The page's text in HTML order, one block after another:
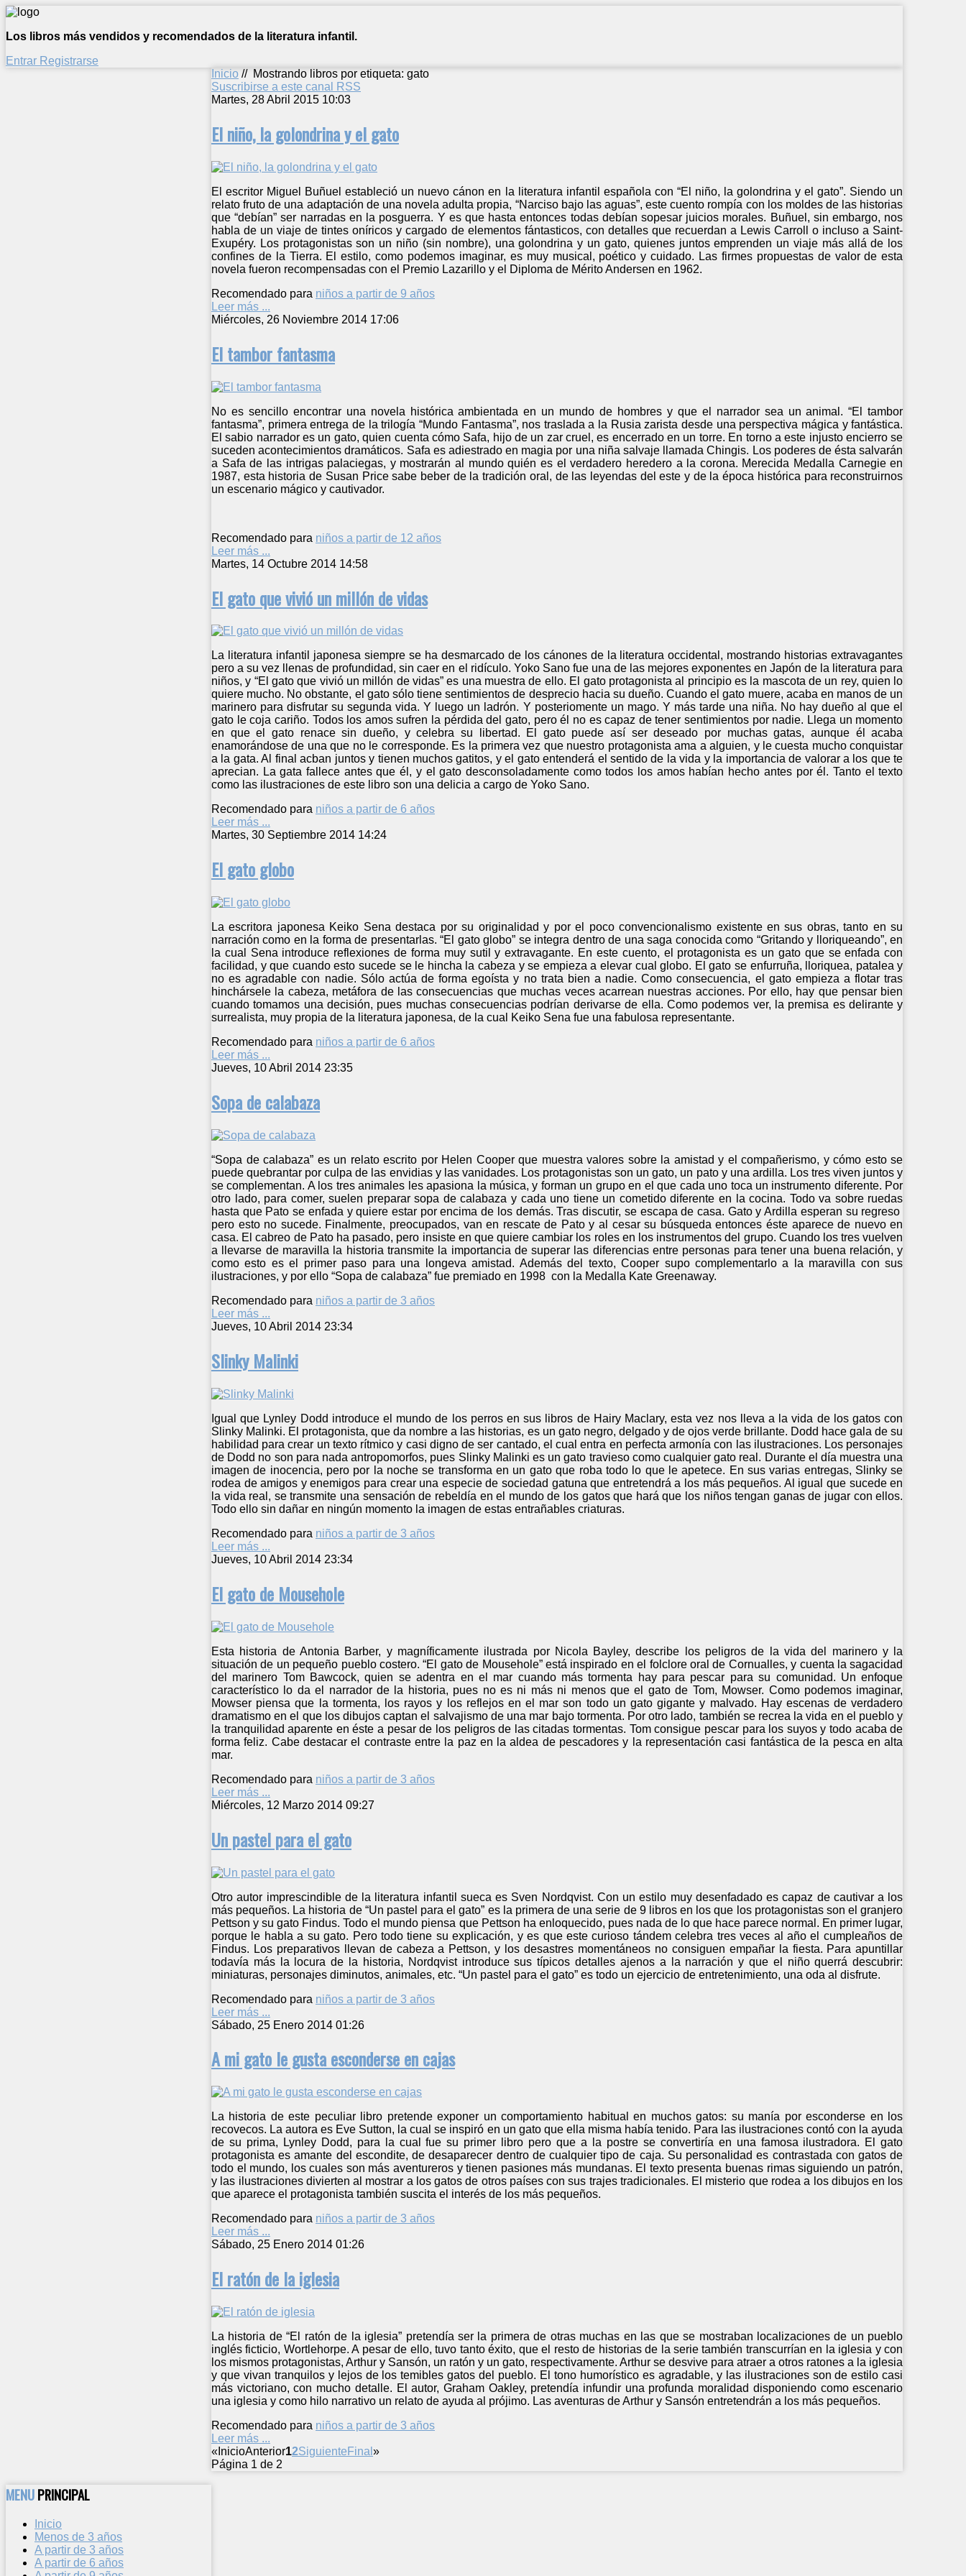
Los libros más vendidos y recomendados de la literatura infantil.
Entrar Registrarse
Inicio // Mostrando libros por etiqueta: gato
Suscribirse a este canal RSS
Martes, 28 Abril 2015 10:03
El niño, la golondrina y el gato
El escritor Miguel Buñuel estableció un nuevo cánon en la literatura infantil española con “El niño, la golondrina y el gato”. Siendo un
relato fruto de una adaptación de una novela adulta propia, “Narciso bajo las aguas”, este cuento rompía con los moldes de las historias
que “debían” ser narradas en la posguerra. Y es que hasta entonces todas debían sopesar juicios morales. Buñuel, sin embargo, nos
habla de un viaje de tintes oníricos y cargado de elementos fántasticos, con detalles que recuerdan a Lewis Carroll o incluso a Saint-
Exupéry. Los protagonistas son un niño (sin nombre), una golondrina y un gato, quienes juntos emprenden un viaje más allá de los
confines de la Tierra. El estilo, como podemos imaginar, es muy musical, poético y cuidado. Las firmes propuestas de valor de esta
novela fueron recompensadas con el Premio Lazarillo y el Diploma de Mérito Andersen en 1962.
Recomendado para niños a partir de 9 años
Leer más ...
Miércoles, 26 Noviembre 2014 17:06
El tambor fantasma
No es sencillo encontrar una novela histórica ambientada en un mundo de hombres y que el narrador sea un animal. “El tambor
fantasma”, primera entrega de la trilogía “Mundo Fantasma”, nos traslada a la Rusia zarista desde una perspectiva mágica y fantástica.
El sabio narrador es un gato, quien cuenta cómo Safa, hijo de un zar cruel, es encerrado en un torre. En torno a este injusto encierro se
suceden acontecimientos dramáticos. Safa es adiestrado en magia por una niña salvaje llamada Chingis. Los poderes de ésta salvarán
a Safa de las intrigas palaciegas, y mostrarán al mundo quién es el verdadero heredero a la corona. Merecida Medalla Carnegie en
1987, esta historia de Susan Price sabe beber de la tradición oral, de las leyendas del este y de la época histórica para reconstruirnos
un escenario mágico y cautivador.
Recomendado para niños a partir de 12 años
Leer más ...
Martes, 14 Octubre 2014 14:58
El gato que vivió un millón de vidas
La literatura infantil japonesa siempre se ha desmarcado de los cánones de la literatura occidental, mostrando historias extravagantes
pero a su vez llenas de profundidad, sin caer en el ridículo. Yoko Sano fue una de las mejores exponentes en Japón de la literatura para
niños, y “El gato que vivió un millón de vidas” es una muestra de ello. El gato protagonista al principio es la mascota de un rey, quien lo
quiere mucho. No obstante, el gato sólo tiene sentimientos de desprecio hacia su dueño. Cuando el gato muere, acaba en manos de un
marinero para disfrutar su segunda vida. Y luego un ladrón. Y posteriomente un mago. Y más tarde una niña. No hay dueño al que el
gato le coja cariño. Todos los amos sufren la pérdida del gato, pero él no es capaz de tener sentimientos por nadie. Llega un momento
en que el gato renace sin dueño, y celebra su libertad. El gato puede así ser deseado por muchas gatas, aunque él acaba
enamorándose de una que no le corresponde. Es la primera vez que nuestro protagonista ama a alguien, y le cuesta mucho conquistar
a la gata. Al final acban juntos y tienen muchos gatitos, y el gato entenderá el sentido de la vida y la importancia de valorar a los que te
aprecian. La gata fallece antes que él, y el gato desconsoladamente como todos los amos habían hecho antes por él. Tanto el texto
como las ilustraciones de este libro son una delicia a cargo de Yoko Sano.
Recomendado para niños a partir de 6 años
Leer más ...
Martes, 30 Septiembre 2014 14:24
El gato globo
La escritora japonesa Keiko Sena destaca por su originalidad y por el poco convencionalismo existente en sus obras, tanto en su
narración como en la forma de presentarlas. “El gato globo” se integra dentro de una saga conocida como “Gritando y lloriqueando”, en
la cual Sena introduce reflexiones de forma muy sutil y extravagante. En este cuento, el protagonista es un gato que se enfada con
facilidad, y que cuando esto sucede se le hincha la cabeza y se empieza a elevar cual globo. El gato se enfurruña, lloriquea, patalea y
no es agradable con nadie. Sólo actúa de forma egoísta y no trata bien a nadie. Como consecuencia, el gato empieza a flotar tras
hinchársele la cabeza, metáfora de las consecuencias que muchas veces acarrean nuestras acciones. Por ello, hay que pensar bien
cuando tomamos una decisión, pues muchas consecuencias podrían derivarse de ella. Como podemos ver, la premisa es delirante y
surrealista, muy propia de la literatura japonesa, de la cual Keiko Sena fue una fabulosa representante.
Recomendado para niños a partir de 6 años
Leer más ...
Jueves, 10 Abril 2014 23:35
Sopa de calabaza
“Sopa de calabaza” es un relato escrito por Helen Cooper que muestra valores sobre la amistad y el compañerismo, y cómo esto se
puede quebrantar por culpa de las envidias y las vanidades. Los protagonistas son un gato, un pato y una ardilla. Los tres viven juntos y
se complementan. A los tres animales les apasiona la música, y forman un grupo en el que cada uno toca un instrumento diferente. Por
otro lado, para comer, suelen preparar sopa de calabaza y cada uno tiene un cometido diferente en la cocina. Todo va sobre ruedas
hasta que Pato se enfada y quiere estar por encima de los demás. Tras discutir, se escapa de casa. Gato y Ardilla esperan su regreso
pero esto no sucede. Finalmente, preocupados, van en rescate de Pato y al cesar su búsqueda entonces éste aparece de nuevo en
casa. El cabreo de Pato ha pasado, pero insiste en que quiere cambiar los roles en los instrumentos del grupo. Cuando los tres vuelven
a llevarse de maravilla la historia transmite la importancia de superar las diferencias entre personas para tener una buena relación, y
como esto es el primer paso para una longeva amistad. Además del texto, Cooper supo complementarlo a la maravilla con sus
ilustraciones, y por ello “Sopa de calabaza” fue premiado en 1998 con la Medalla Kate Greenaway.
Recomendado para niños a partir de 3 años
Leer más ...
Jueves, 10 Abril 2014 23:34
Slinky Malinki
Igual que Lynley Dodd introduce el mundo de los perros en sus libros de Hairy Maclary, esta vez nos lleva a la vida de los gatos con
Slinky Malinki. El protagonista, que da nombre a las historias, es un gato negro, delgado y de ojos verde brillante. Dodd hace gala de su
habilidad para crear un texto rítmico y casi digno de ser cantado, el cual entra en perfecta armonía con las ilustraciones. Los personajes
de Dodd no son para nada antropomorfos, pues Slinky Malinki es un gato travieso como cualquier gato real. Durante el día muestra una
imagen de inocencia, pero por la noche se transforma en un gato que roba todo lo que le apetece. En sus varias entregas, Slinky se
rodea de amigos y enemigos para crear una especie de sociedad gatuna que entretendrá a los más pequeños. Al igual que sucede en
la vida real, se transmite una sensación de rebeldía en el mundo de los gatos que hará que los niños tengan ganas de jugar con ellos.
Todo ello sin dañar en ningún momento la imagen de estas entrañables criaturas.
Recomendado para niños a partir de 3 años
Leer más ...
Jueves, 10 Abril 2014 23:34
El gato de Mousehole
Esta historia de Antonia Barber, y magníficamente ilustrada por Nicola Bayley, describe los peligros de la vida del marinero y la
situación de un pequeño pueblo costero. “El gato de Mousehole” está inspirado en el folclore oral de Cornualles, y cuenta la sagacidad
del marinero Tom Bawcock, quien se adentra en el mar cuando más tormenta hay para pescar para su comunidad. Un enfoque
característico lo da el narrador de la historia, pues no es ni más ni menos que el gato de Tom, Mowser. Como podemos imaginar,
Mowser piensa que la tormenta, los rayos y los reflejos en el mar son todo un gato gigante y malvado. Hay escenas de verdadero
dramatismo en el que los dibujos captan el salvajismo de una mar bajo tormenta. Por otro lado, también se recrea la vida en el pueblo y
la tranquilidad aparente en éste a pesar de los peligros de las citadas tormentas. Tom consigue pescar para los suyos y todo acaba de
forma feliz. Cabe destacar el contraste entre la paz en la aldea de pescadores y la representación casi fantástica de la pesca en alta
mar.
Recomendado para niños a partir de 3 años
Leer más ...
Miércoles, 12 Marzo 2014 09:27
Un pastel para el gato
Otro autor imprescindible de la literatura infantil sueca es Sven Nordqvist. Con un estilo muy desenfadado es capaz de cautivar a los
más pequeños. La historia de “Un pastel para el gato” es la primera de una serie de 9 libros en los que los protagonistas son el granjero
Pettson y su gato Findus. Todo el mundo piensa que Pettson ha enloquecido, pues nada de lo que hace parece normal. En primer lugar,
porque le habla a su gato. Pero todo tiene su explicación, y es que este curioso tándem celebra tres veces al año el cumpleaños de
Findus. Los preparativos llevan de cabeza a Pettson, y los desastres momentáneos no consiguen empañar la fiesta. Para apuntillar
todavía más la locura de la historia, Nordqvist introduce sus típicos detalles ajenos a la narración y que el niño querrá descubrir:
miniaturas, personajes diminutos, animales, etc. “Un pastel para el gato” es todo un ejercicio de entretenimiento, una oda al disfrute.
Recomendado para niños a partir de 3 años
Leer más ...
Sábado, 25 Enero 2014 01:26
A mi gato le gusta esconderse en cajas
La historia de este peculiar libro pretende exponer un comportamiento habitual en muchos gatos: su manía por esconderse en los
recovecos. La autora es Eve Sutton, la cual se inspiró en un gato que ella misma había tenido. Para las ilustraciones contó con la ayuda
de su prima, Lynley Dodd, para la cual fue su primer libro pero que a la postre se convertiría en una famosa ilustradora. El gato
protagonista es amante del escondite, de desaparecer dentro de cualquier tipo de caja. Su personalidad es contrastada con gatos de
todo el mundo, los cuales son más aventureros y tienen pasiones más mundanas. El texto presenta buenas rimas siguiendo un patrón,
y las ilustraciones divierten al mostrar a los gatos de otros países con sus trajes tradicionales. El misterio que rodea a los dibujos en los
que aparece el protagonista también suscita el interés de los más pequeños.
Recomendado para niños a partir de 3 años
Leer más ...
Sábado, 25 Enero 2014 01:26
El ratón de la iglesia
La historia de “El ratón de la iglesia” pretendía ser la primera de otras muchas en las que se mostraban localizaciones de un pueblo
inglés ficticio, Wortlehorpe. A pesar de ello, tuvo tanto éxito, que el resto de historias de la serie también transcurrían en la iglesia y con
los mismos protagonistas, Arthur y Sansón, un ratón y un gato, respectivamente. Arthur se desvive para atraer a otros ratones a la iglesia
y que vivan tranquilos y lejos de los temibles gatos del pueblo. El tono humorístico es agradable, y las ilustraciones son de estilo casi
más victoriano, con mucho detalle. El autor, Graham Oakley, pretendía infundir una profunda moralidad disponiendo como escenario
una iglesia y como hilo narrativo un relato de ayuda al prójimo. Las aventuras de Arthur y Sansón entretendrán a los más pequeños.
Recomendado para niños a partir de 3 años
Leer más ...
« InicioAnterior12Siguiente Final »
Página 1 de 2
MENUPRINCIPAL
Inicio
Menos de 3 años
A partir de 3 años
A partir de 6 años